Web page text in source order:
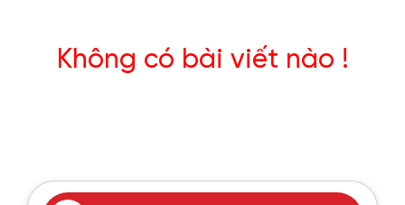
Không có bài viết nào !